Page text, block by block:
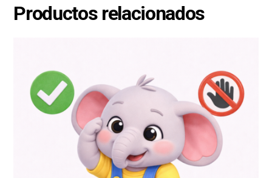
Productos relacionados
tiene
múltiples
variantes.